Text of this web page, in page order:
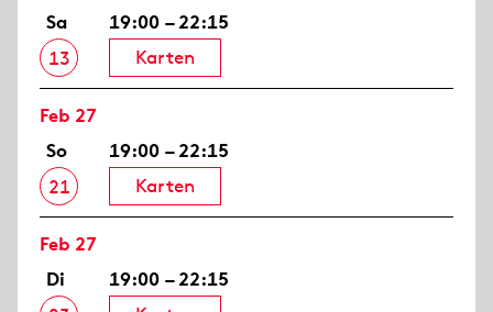
Sa
13
19:00 – 22:15
Karten
Feb 27
So
21
19:00 – 22:15
Karten
Feb 27
Di
19:00 – 22:15